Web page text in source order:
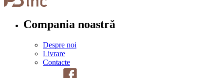
Compania noastră
Despre noi
Livrare
Contacte